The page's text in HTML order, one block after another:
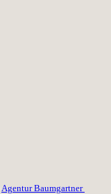
Agentur Baumgartner